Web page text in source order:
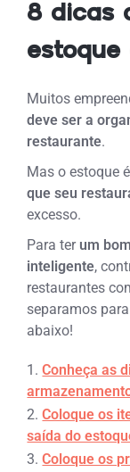
8 dicas
estoque
Muitos
deve ser a
restaurante.
Mas o estoque
que seu
excesso.
Para ter um
inteligente,
restaurantes
separamos
abaixo!
Conheça as
Coloque os
saída do
Coloque os